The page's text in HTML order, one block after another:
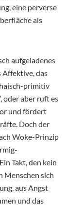
eine perverse
als
aufgeladenes
Affektive, das
primitiv
oder aber ruft es
und fördert
Doch der
Woke-Prinzip
Takt, den kein
Menschen sich
aus Angst
und das